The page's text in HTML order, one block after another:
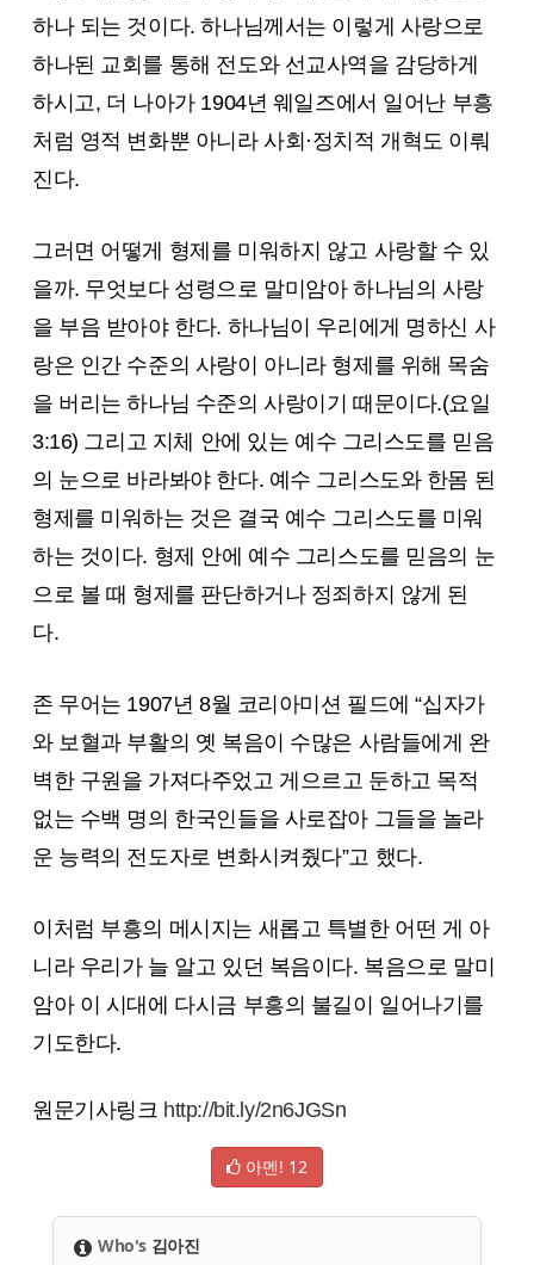
하나 되는 것이다. 하나님께서는 이렇게 사랑으로
하나된 교회를 통해 전도와 선교사역을 감당하게
하시고, 더 나아가 1904년 웨일즈에서 일어난 부흥
처럼 영적 변화뿐 아니라 사회·정치적 개혁도 이뤄
진다.
그러면 어떻게 형제를 미워하지 않고 사랑할 수 있
을까. 무엇보다 성령으로 말미암아 하나님의 사랑
을 부음 받아야 한다. 하나님이 우리에게 명하신 사
랑은 인간 수준의 사랑이 아니라 형제를 위해 목숨
을 버리는 하나님 수준의 사랑이기 때문이다.(요일
3:16) 그리고 지체 안에 있는 예수 그리스도를 믿음
의 눈으로 바라봐야 한다. 예수 그리스도와 한몸 된
형제를 미워하는 것은 결국 예수 그리스도를 미워
하는 것이다. 형제 안에 예수 그리스도를 믿음의 눈
으로 볼 때 형제를 판단하거나 정죄하지 않게 된
다.
존 무어는 1907년 8월 코리아미션 필드에 “십자가
와 보혈과 부활의 옛 복음이 수많은 사람들에게 완
벽한 구원을 가져다주었고 게으르고 둔하고 목적
없는 수백 명의 한국인들을 사로잡아 그들을 놀라
운 능력의 전도자로 변화시켜줬다”고 했다.
이처럼 부흥의 메시지는 새롭고 특별한 어떤 게 아
니라 우리가 늘 알고 있던 복음이다. 복음으로 말미
암아 이 시대에 다시금 부흥의 불길이 일어나기를
기도한다.
원문기사링크 http://bit.ly/2n6JGSn
아멘! 12
Who's 김아진